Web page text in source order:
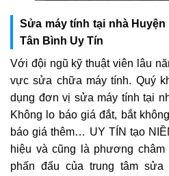
Sửa máy tính tại nhà
Tân Bình Uy Tín
Với đội ngũ kỹ thuật viên lâu
vực sửa chữa máy tính. Quý
dụng đơn vị sửa máy tính tại
Không lo báo giá đắt, bắt
báo giá thêm… UY TÍN tạo
hiệu và cũng là phương
phấn đấu của trung tâm